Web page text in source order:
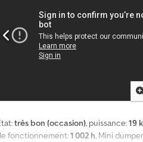
très bon (occasion), puissance:19
fonctionnement:1 002 h, Mini